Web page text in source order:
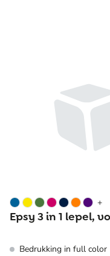
+
Epsy 3 in 1 lepel,
Bedrukking in full color